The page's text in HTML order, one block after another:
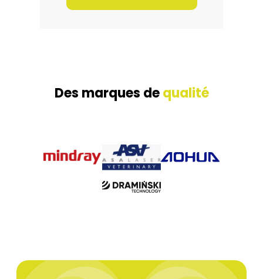
Des marques de qualité